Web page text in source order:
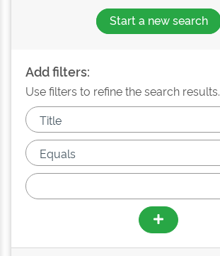
Start a new search
Add filters:
Use filters to refine the search results.